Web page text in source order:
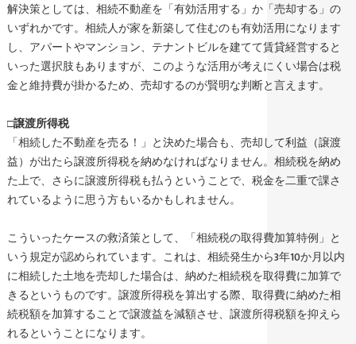
解決策としては、相続不動産を「有効活用する」か「売却する」の
いずれかです。相続人が家を新築して住むのも有効活用になります
し、アパートやマンション、テナントビルを建てて賃貸経営すると
いった選択肢もありますが、このような活用が考えにくい場合は税
金と維持費が掛かるため、売却するのが賢明な判断と言えます。
□譲渡所得税
「相続した不動産を売る！」と決めた場合も、売却して利益（譲渡
益）が出たら譲渡所得税を納めなければなりません。相続税を納め
た上で、さらに譲渡所得税も払うということで、税金を二重で課さ
れているように思う方もいるかもしれません。
こういったケースの救済策として、「相続税の取得費加算特例」と
いう規定が認められています。これは、相続発生から3年10か月以内
に相続した土地を売却した場合は、納めた相続税を取得費に加算で
きるというものです。譲渡所得税を算出する際、取得費に納めた相
続税額を加算することで譲渡益を減額させ、譲渡所得税額を抑えら
れるということになります。